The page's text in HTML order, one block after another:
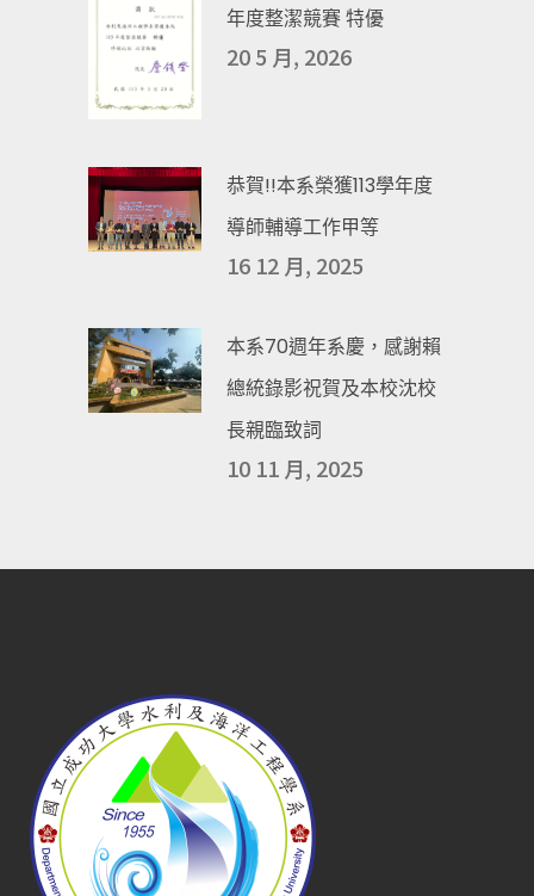
年度整潔競賽 特優
20 5 月, 2026
恭賀!!本系榮獲113學年度
導師輔導工作甲等
16 12 月, 2025
本系70週年系慶，感謝賴
總統錄影祝賀及本校沈校
長親臨致詞
10 11 月, 2025